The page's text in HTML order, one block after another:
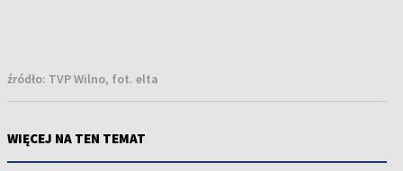
źródło: TVP Wilno, fot. elta
WIĘCEJ NA TEN TEMAT